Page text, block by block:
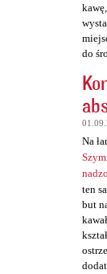
do
Na
ten
but